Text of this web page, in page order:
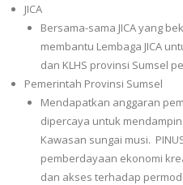
JICA
Bersama-sama JICA yang
membantu Lembaga JICA
dan KLHS provinsi Sumsel
Pemerintah Provinsi Sumsel
Mendapatkan anggaran
dipercaya untuk
Kawasan sungai musi.
pemberdayaan ekonomi
dan akses terhadap